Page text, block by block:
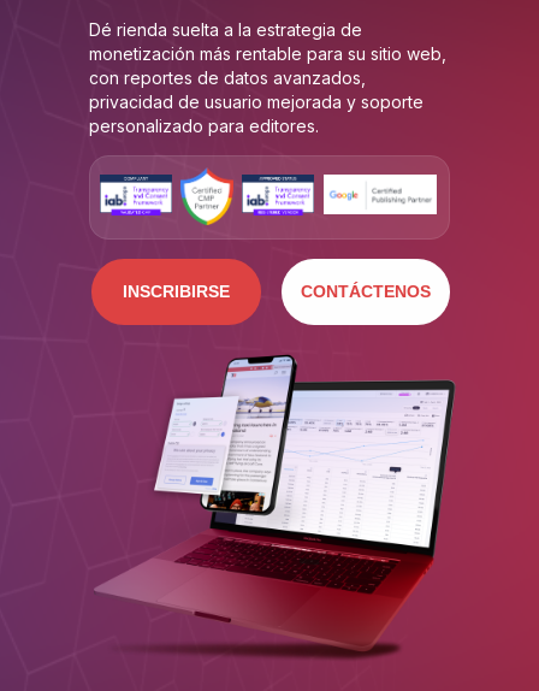
Dé rienda suelta a la estrategia de
monetización más rentable para su sitio web,
con reportes de datos avanzados,
privacidad de usuario mejorada y soporte
personalizado para editores.
INSCRIBIRSE CONTÁCTENOS